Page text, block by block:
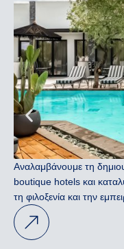
Αναλαμβάνουμε τη
boutique hotels και
τη φιλοξενία και την
Open link